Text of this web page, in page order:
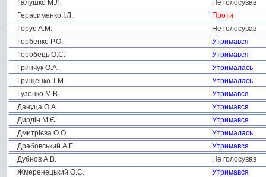
Галушко М.Л.
Не голосував
Герасименко І.Л.
Проти
Герус А.М.
Не голосував
Горбенко Р.О.
Утримався
Горобець О.С.
Утримався
Гринчук О.А.
Утрималась
Грищенко Т.М.
Утрималась
Гузенко М.В.
Утримався
Дануца О.А.
Утримався
Дирдін М.Є.
Утримався
Дмитрієва О.О.
Утрималась
Драбовський А.Г.
Утримався
Дубнов А.В.
Не голосував
Жмеренецький О.С.
Утримався